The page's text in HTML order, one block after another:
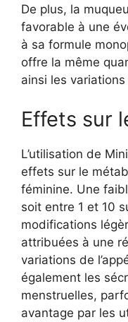
De plus, la
favorable à une
à sa formule
offre la même
ainsi les
Effets sur
L’utilisation de
effets sur le
féminine. Une
soit entre 1 et 10
modifications
attribuées à une
variations de
également les
menstruelles,
avantage par les